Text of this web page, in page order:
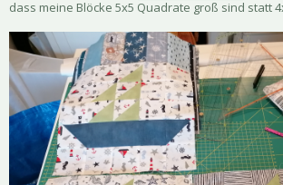
dass meine Blöcke 5x5 Quadrate groß sind statt